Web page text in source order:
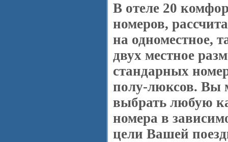
В отеле 20
номеров,
на одноместное,
двух местное
стандарных
полу-люксов. Вы
выбрать любую
номера в
цели Вашей